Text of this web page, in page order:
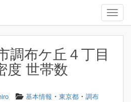
調布ケ丘４丁目
度 世帯数
基本情報 ・ 東京都 ・ 調布